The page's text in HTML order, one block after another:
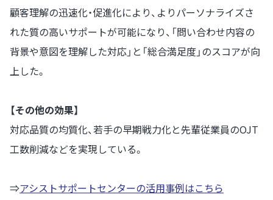
顧客理解の迅速化・促進化により、よりパーソナライズさ
れた質の高いサポートが可能になり、「問い合わせ内容の
背景や意図を理解した対応」と「総合満足度」のスコアが向
上した。
【その他の効果】
対応品質の均質化、若手の早期戦力化と先輩従業員のOJT
工数削減などを実現している。
⇒アシストサポートセンターの活用事例はこちら